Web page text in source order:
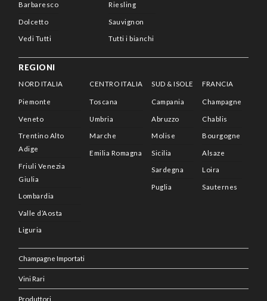
Barbaresco
Dolcetto
Vedi Tutti
Riesling
Sauvignon
Tutti i bianchi
REGIONI
NORD ITALIA
Piemonte
Veneto
Trentino Alto
Adige
Friuli Venezia
Giulia
Lombardia
Valle d’Aosta
Liguria
CENTRO ITALIA
Toscana
Umbria
Marche
Emilia Romagna
SUD & ISOLE
Campania
Abruzzo
Molise
Sicilia
Sardegna
Puglia
FRANCIA
Champagne
Chablis
Bourgogne
Alsaze
Loira
Sauternes
Champagne Importati
Vini Rari
Produttori